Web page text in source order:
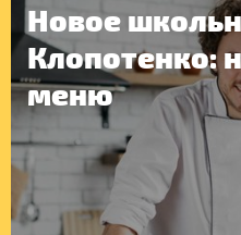
Новое
Клопотенко:
меню